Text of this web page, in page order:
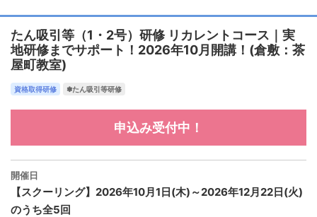
たん吸引等（1・2号）研修 リカレントコース｜実
地研修までサポート！2026年10月開講！(倉敷：茶
屋町教室)
資格取得研修 ✽たん吸引等研修
申込み受付中！
開催日
【スクーリング】2026年10月1日(木)～2026年12月22日(火)
のうち全5回